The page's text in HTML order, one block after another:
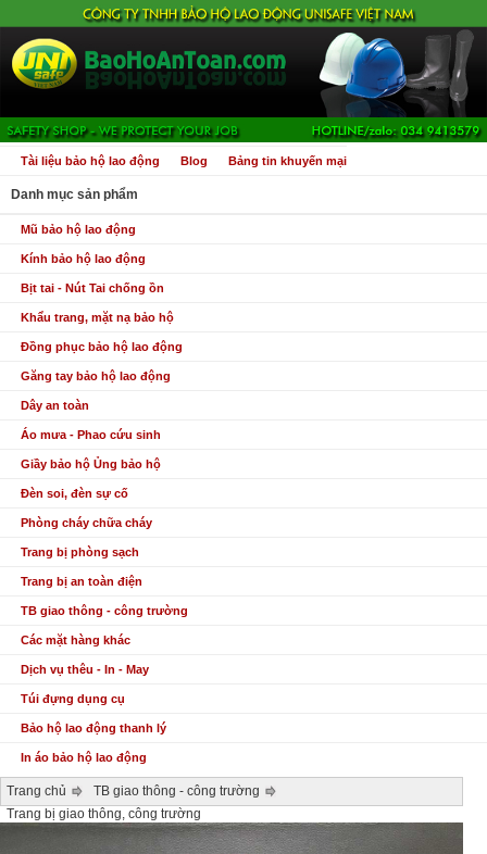
Tài liệu bảo hộ lao động Blog Bảng tin khuyến mại
Danh mục sản phẩm
Mũ bảo hộ lao động
Kính bảo hộ lao động
Bịt tai - Nút Tai chống ồn
Khẩu trang, mặt nạ bảo hộ
Đồng phục bảo hộ lao động
Găng tay bảo hộ lao động
Dây an toàn
Áo mưa - Phao cứu sinh
Giầy bảo hộ Ủng bảo hộ
Đèn soi, đèn sự cố
Phòng cháy chữa cháy
Trang bị phòng sạch
Trang bị an toàn điện
TB giao thông - công trường
Các mặt hàng khác
Dịch vụ thêu - In - May
Túi đựng dụng cụ
Bảo hộ lao động thanh lý
In áo bảo hộ lao động
Trang chủ
TB giao thông - công trường
Trang bị giao thông, công trường